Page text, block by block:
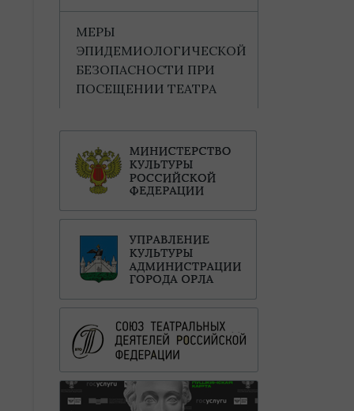
МЕРЫ
ЭПИДЕМИОЛОГИЧЕСКОЙ
БЕЗОПАСНОСТИ ПРИ
ПОСЕЩЕНИИ ТЕАТРА